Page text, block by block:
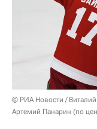
© РИА Новости / Виталий
Артемий Панарин (по